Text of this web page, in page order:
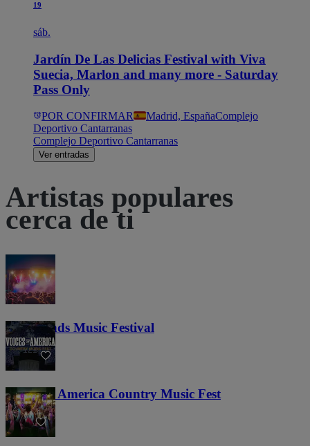
19
sáb.
Jardín De Las Delicias Festival with Viva
Suecia, Marlon and many more - Saturday
Pass Only
POR CONFIRMAR Madrid, EspañaComplejo
Deportivo Cantarranas
Complejo Deportivo Cantarranas
Ver entradas
Artistas populares
cerca de ti
Lost Lands Music Festival
121
Voices of America Country Music Fest
36